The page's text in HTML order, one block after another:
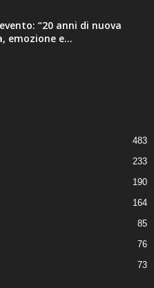
“20 anni di nuova
emozione e...
483
233
190
164
85
76
73